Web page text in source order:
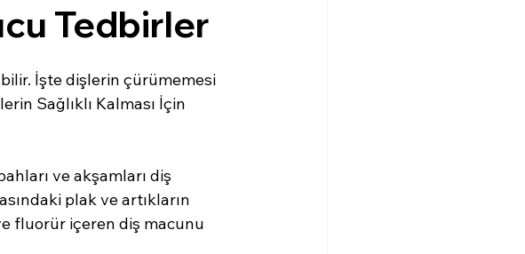
Tedbirler
İşte dişlerin çürümemesi
Sağlıklı Kalması İçin
ve akşamları diş
plak ve artıkların
fluorür içeren diş macunu